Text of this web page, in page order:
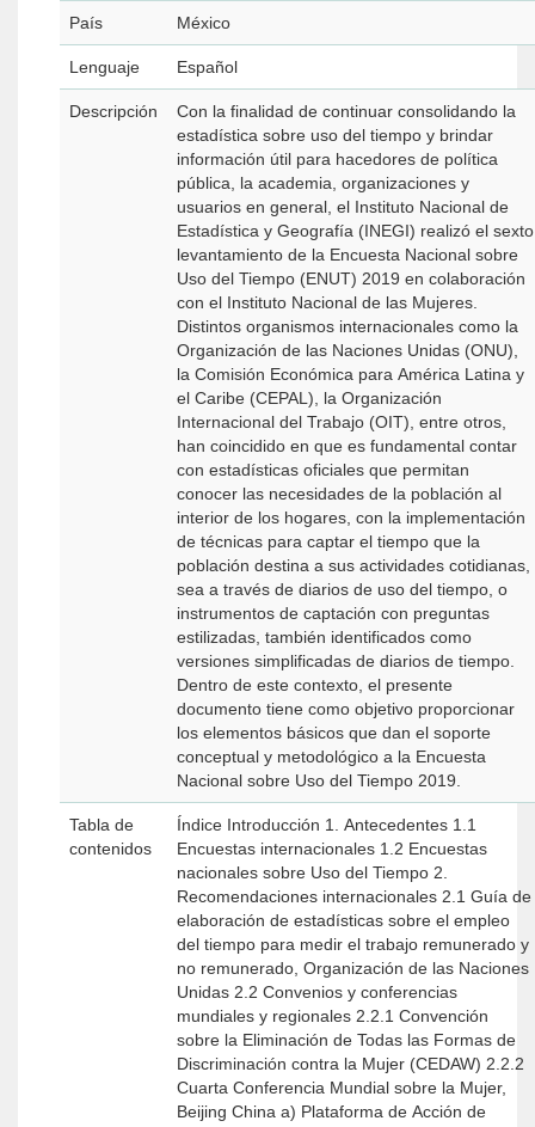
País México
Lenguaje Español
Descripción
Con la finalidad de continuar consolidando la
estadística sobre uso del tiempo y brindar
información útil para hacedores de política
pública, la academia, organizaciones y
usuarios en general, el Instituto Nacional de
Estadística y Geografía (INEGI) realizó el sexto
levantamiento de la Encuesta Nacional sobre
Uso del Tiempo (ENUT) 2019 en colaboración
con el Instituto Nacional de las Mujeres.
Distintos organismos internacionales como la
Organización de las Naciones Unidas (ONU),
la Comisión Económica para América Latina y
el Caribe (CEPAL), la Organización
Internacional del Trabajo (OIT), entre otros,
han coincidido en que es fundamental contar
con estadísticas oficiales que permitan
conocer las necesidades de la población al
interior de los hogares, con la implementación
de técnicas para captar el tiempo que la
población destina a sus actividades cotidianas,
sea a través de diarios de uso del tiempo, o
instrumentos de captación con preguntas
estilizadas, también identificados como
versiones simplificadas de diarios de tiempo.
Dentro de este contexto, el presente
documento tiene como objetivo proporcionar
los elementos básicos que dan el soporte
conceptual y metodológico a la Encuesta
Nacional sobre Uso del Tiempo 2019.
Tabla de
contenidos
Índice Introducción 1. Antecedentes 1.1
Encuestas internacionales 1.2 Encuestas
nacionales sobre Uso del Tiempo 2.
Recomendaciones internacionales 2.1 Guía de
elaboración de estadísticas sobre el empleo
del tiempo para medir el trabajo remunerado y
no remunerado, Organización de las Naciones
Unidas 2.2 Convenios y conferencias
mundiales y regionales 2.2.1 Convención
sobre la Eliminación de Todas las Formas de
Discriminación contra la Mujer (CEDAW) 2.2.2
Cuarta Conferencia Mundial sobre la Mujer,
Beijing China a) Plataforma de Acción de